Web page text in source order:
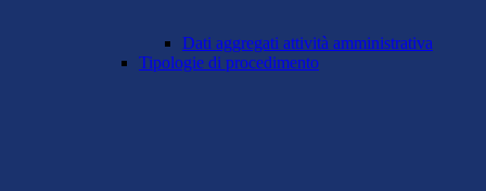
Dati aggregati attività amministrativa
Tipologie di procedimento